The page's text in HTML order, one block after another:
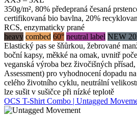
350g/m², 80% předepraná česaná
certifikovaná bio bavlna, 20%
RCS, enzymaticky prané
heavy combed 60° neutral label NEW
Elastický pas se šňůrkou, žebrované
boční kapsy, měkké na omak, uvnitř
veganská výroba bez živočišných
Assessment) pro vyhodnocení dopadu
celého životního cyklu, neutrální
lze sušit v sušičce při nízké teplotě
OCS T-Shirt Combo | Untagged